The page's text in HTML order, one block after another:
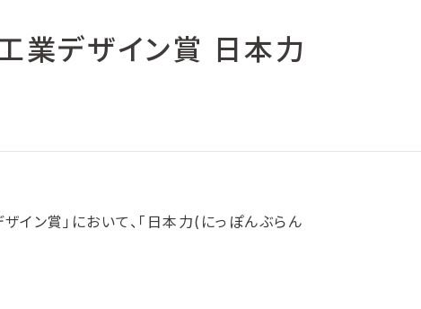
業デザイン賞 日本力
ン賞」において、「日本力(にっぽんぶらん